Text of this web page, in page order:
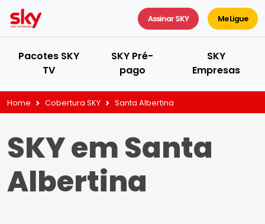
Assinar SKY Me Ligue
Pacotes SKY
TV
SKY Pré-
pago
SKY
Empresas
Home Cobertura SKY Santa Albertina
SKY em Santa
Albertina